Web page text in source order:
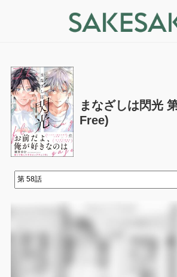
まなざしは閃光
Free)